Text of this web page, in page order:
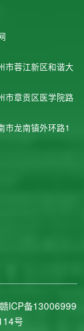
市蓉江新区和谐大
市章贡区医学院路
市龙南镇外环路1
ICP备13006999
号